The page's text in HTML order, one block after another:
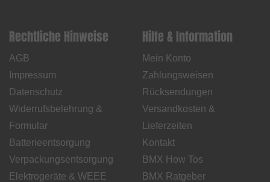
Rechtliche Hinweise
AGB
Impressum
Datenschutz
Widerrufsbelehrung &
Formular
Batterieentsorgung
Verpackungsentsorgung
Elektrogeräte & WEEE
Hilfe & Information
Mein Konto
Zahlungsweisen
Rücksendungen
Versandkosten &
Lieferzeiten
Kontakt
BMX How Tos
BMX Ratgeber